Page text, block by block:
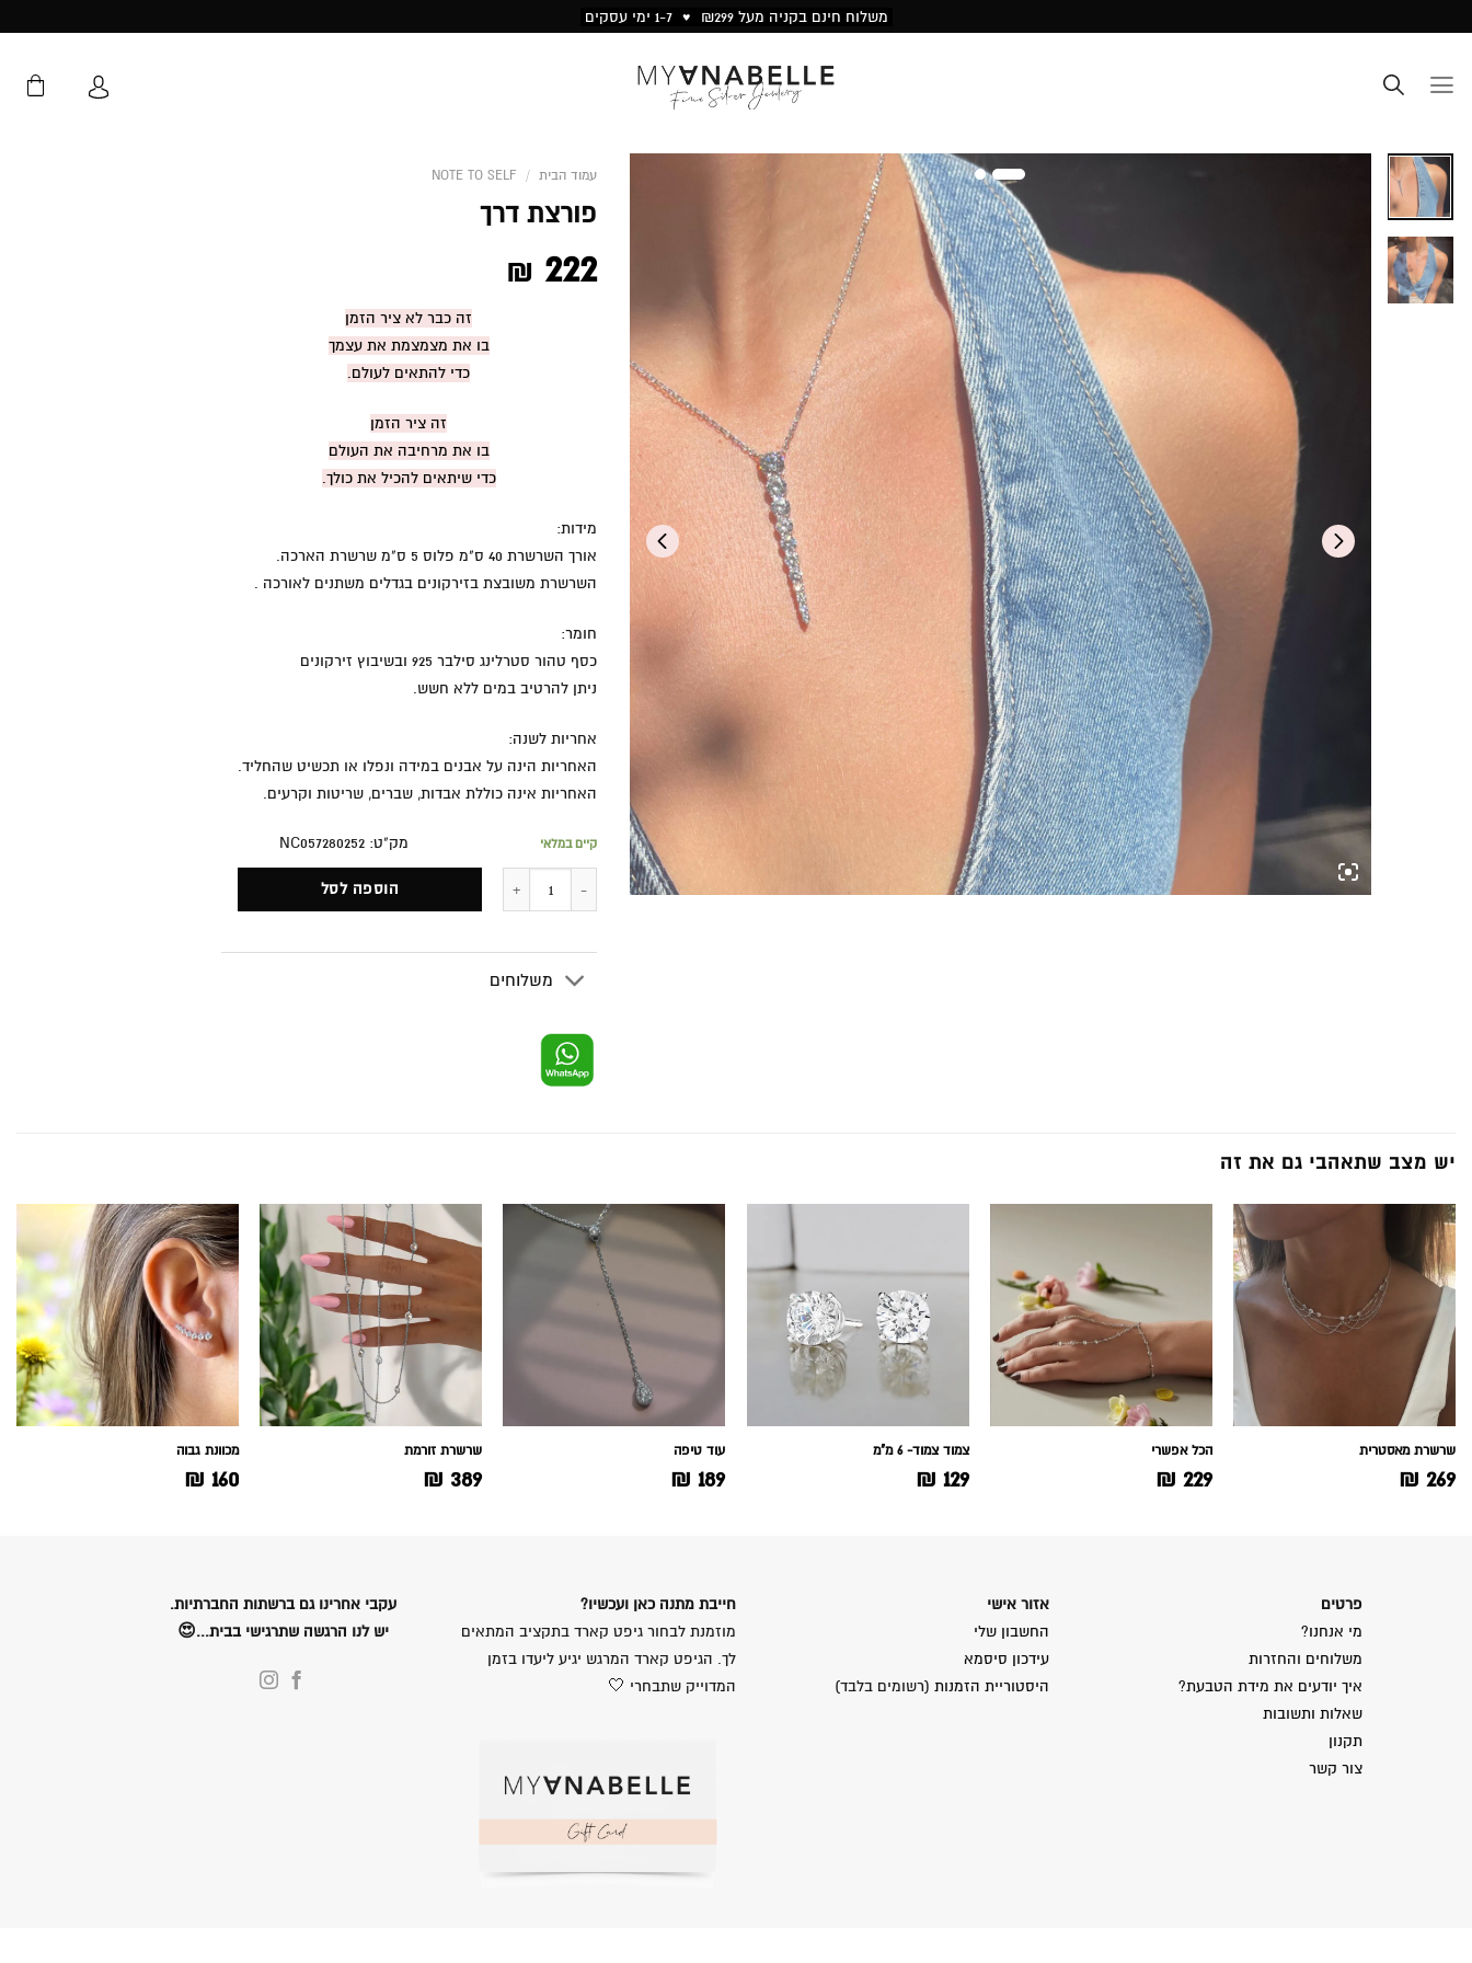
משלוח חינם בקניה מעל ₪299 ♥ 1-7 ימי עסקים
1 2
עמוד הבית /
NOTE TO SELF
פורצת דרך
222
₪
זה כבר לא ציר הזמן
בו את מצמצמת את עצמך
כדי להתאים לעולם.
זה ציר הזמן
בו את מרחיבה את העולם
כדי שיתאים להכיל את כולך.
מידות:
אורך השרשרת 40 ס"מ פלוס 5 ס"מ שרשרת הארכה.
השרשרת משובצת בזירקונים בגדלים משתנים לאורכה .
חומר:
כסף טהור סטרלינג סילבר 925 ובשיבוץ זירקונים
ניתן להרטיב במים ללא חשש.
אחריות לשנה:
האחריות הינה על אבנים במידה ונפלו או תכשיט שהחליד.
האחריות אינה כוללת אבדות, שברים, שריטות וקרעים.
קיים במלאי מק"ט: NC057280252
כמות של פורצת דרך
הוספה לסל
משלוחים
יש מצב שתאהבי גם את זה
שרשרת מאסטרית
269
₪
הכל אפשרי
229
₪
צמוד צמוד- 6 מ"מ
129
₪
עוד טיפה
189
₪
שרשרת זורמת
389
₪
מכוונת גבוה
160
₪
פרטים
מי אנחנו?
משלוחים והחזרות
איך יודעים את מידת הטבעת?
שאלות ותשובות
תקנון
צור קשר
אזור אישי
החשבון שלי
עידכון סיסמא
היסטוריית הזמנות (רשומים בלבד)
חייבת מתנה כאן ועכשיו?
מוזמנת לבחור גיפט קארד בתקציב המתאים
לך. הגיפט קארד המרגש יגיע ליעדו בזמן
המדוייק שתבחרי 🤍
עקבי אחרינו גם ברשתות החברתיות.
יש לנו הרגשה שתרגישי בבית...😍